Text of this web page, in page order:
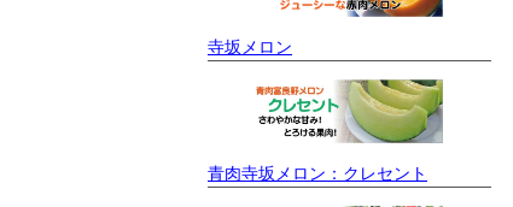
寺坂メロン
青肉寺坂メロン：クレセント